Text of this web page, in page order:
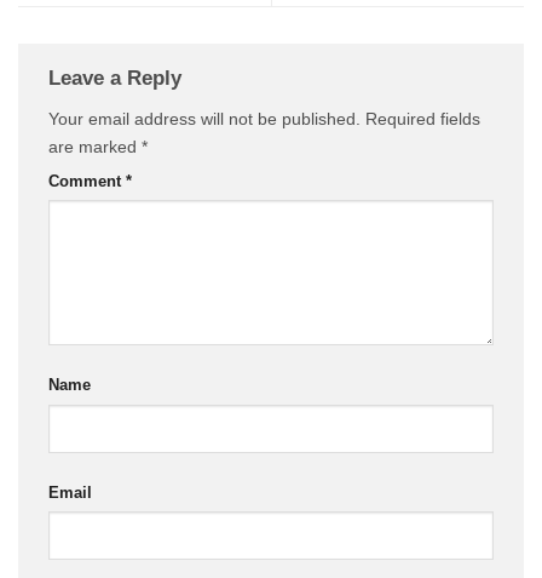
Leave a Reply
Your email address will not be published.
Required fields
are marked *
Comment *
Name
Email